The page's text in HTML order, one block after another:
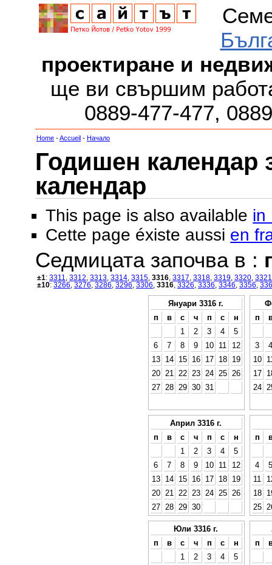
проектиране и
ще ви свършим
0889-477-477,
Home -Accueil - Начало
Годишен календар
календар
This page is also available in
Cette page éxiste aussi en
Седмицата започва в :
±1: 3311 3312 3313 3314 3315 3316 3317 3318 3319 3320 3321
±10: 3266 3276 3286 3296 3306 3316 3326 3336 3346 3356
Януари 3316 г.
п
в с ч п с
н
1
2 3 4
5
6
7 8 9 10 11
12
13
14 15 16 17 18
19
20
21 22 23 24 25
26
27
28 29 30 31
п
3
4
10
17
24
Април 3316 г.
п
в с ч п с
н
1
2 3 4
5
6
7 8 9 10 11
12
13
14 15 16 17 18
19
20
21 22 23 24 25
26
27
28 29 30
п
4
5
11
18
25
Юли 3316 г.
п
в с ч п с
н
1
2 3 4
5
п